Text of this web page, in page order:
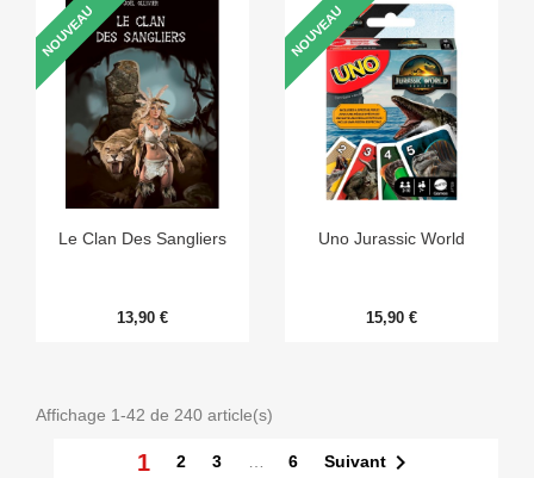
Le Clan Des Sangliers
13,90 €
NOUVEAU
Uno Jurassic World
15,90 €
NOUVEAU
Affichage 1-42 de 240 article(s)
1 2 3 … 6 Suivant 